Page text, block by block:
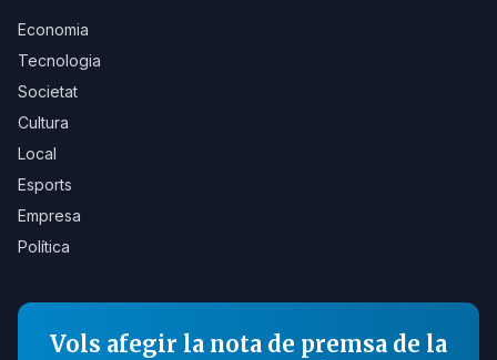
Economia
Tecnologia
Societat
Cultura
Local
Esports
Empresa
Política
Vols afegir la nota de premsa de la